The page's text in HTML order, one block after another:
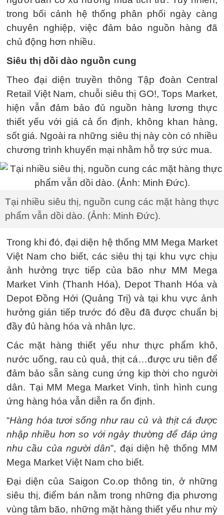
trong bối cảnh hệ thống phân phối ngày càng
chuyên nghiệp, việc đảm bảo nguồn hàng đã
chủ động hơn nhiều.
Siêu thị dồi dào nguồn cung
Theo đại diện truyền thông Tập đoàn Central
Retail Việt Nam, chuỗi siêu thị GO!, Tops Market,
hiện vẫn đảm bảo đủ nguồn hàng lương thực
thiết yếu với giá cả ổn định, không khan hàng,
sốt giá. Ngoài ra những siêu thị này còn có nhiều
chương trình khuyến mại nhằm hỗ trợ sức mua.
Tại nhiều siêu thị, nguồn cung các mặt hàng thực
phẩm vẫn dồi dào. (Ảnh: Minh Đức).
Trong khi đó, đại diện hệ thống MM Mega Market
Việt Nam cho biết, các siêu thị tại khu vực chịu
ảnh hưởng trực tiếp của bão như MM Mega
Market Vinh (Thanh Hóa), Depot Thanh Hóa và
Depot Đồng Hới (Quảng Trị) và tại khu vực ảnh
hưởng gián tiếp trước đó đều đã được chuẩn bị
đầy đủ hàng hóa và nhân lực.
Các mặt hàng thiết yếu như thực phẩm khô,
nước uống, rau củ quả, thịt cá…được ưu tiên để
đảm bảo sẵn sàng cung ứng kịp thời cho người
dân. Tại MM Mega Market Vinh, tình hình cung
ứng hàng hóa vẫn diễn ra ổn định.
“Hàng hóa tươi sống như rau củ và thịt cá được
nhập nhiều hơn so với ngày thường để đáp ứng
nhu cầu của người dân”, đại diện hệ thống MM
Mega Market Việt Nam cho biết.
Đại diện của Saigon Co.op thông tin, ở những
siêu thị, điểm bán nằm trong những địa phương
vùng tâm bão, những mặt hàng thiết yếu như mỳ